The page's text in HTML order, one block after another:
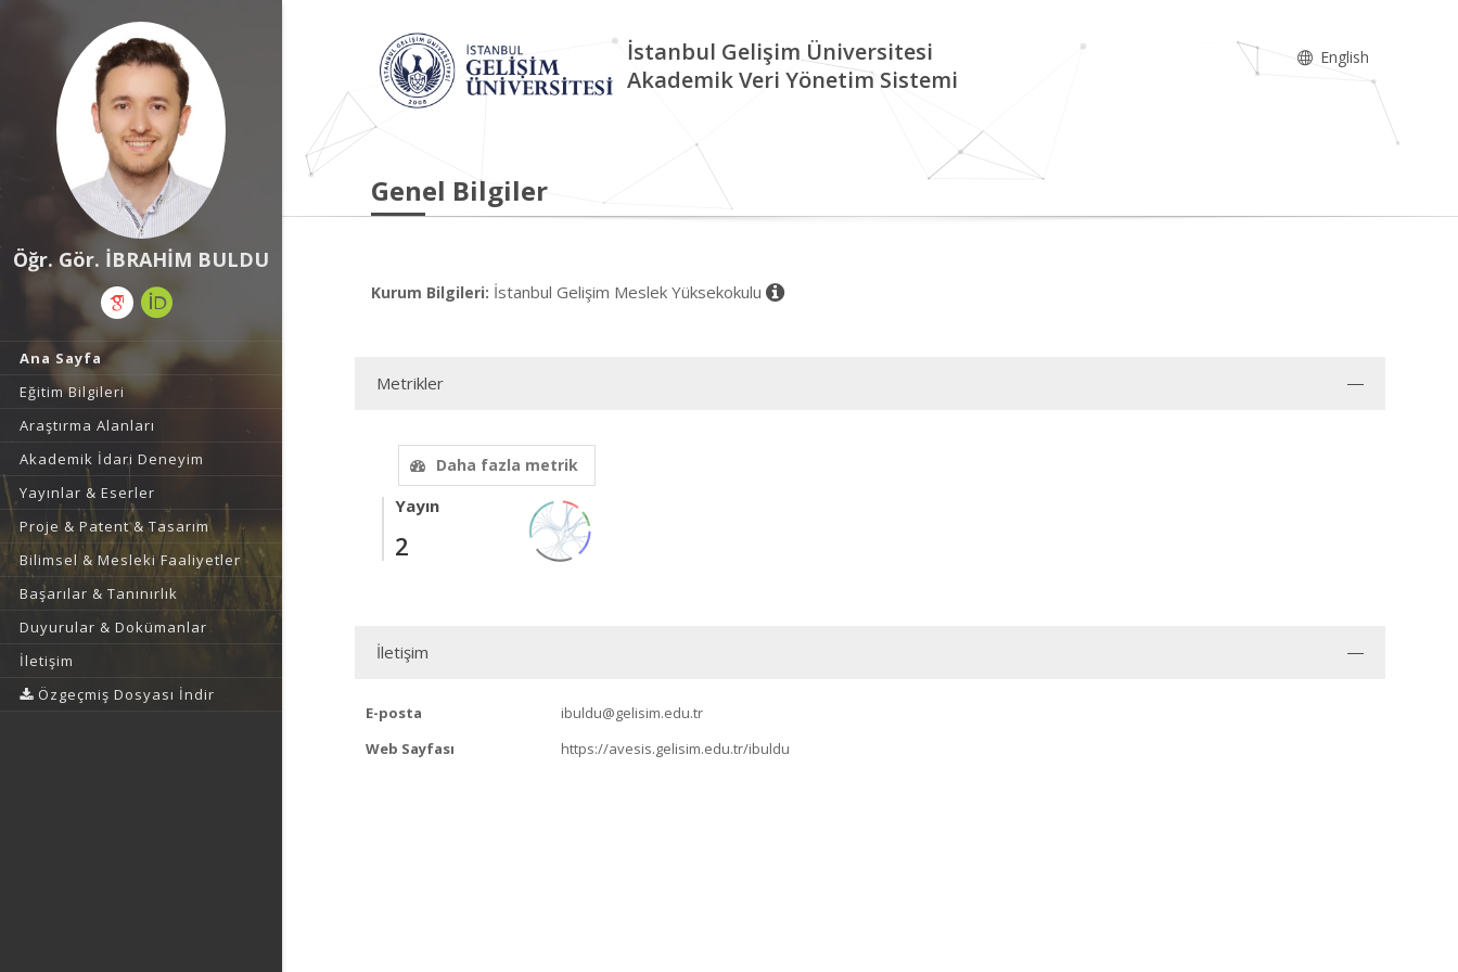
Öğr. Gör. İBRAHİM BULDU
Ana Sayfa
Eğitim Bilgileri
Araştırma Alanları
Akademik İdari Deneyim
Yayınlar & Eserler
Proje & Patent & Tasarım
Bilimsel & Mesleki Faaliyetler
Başarılar & Tanınırlık
Duyurular & Dokümanlar
İletişim
Özgeçmiş Dosyası İndir
İstanbul Gelişim Üniversitesi
Akademik Veri Yönetim Sistemi
English
Genel Bilgiler
Kurum Bilgileri: İstanbul Gelişim Meslek Yüksekokulu
Metrikler
Daha fazla metrik
Yayın
2
İletişim
E-posta
ibuldu@gelisim.edu.tr
Web Sayfası
https://avesis.gelisim.edu.tr/ibuldu